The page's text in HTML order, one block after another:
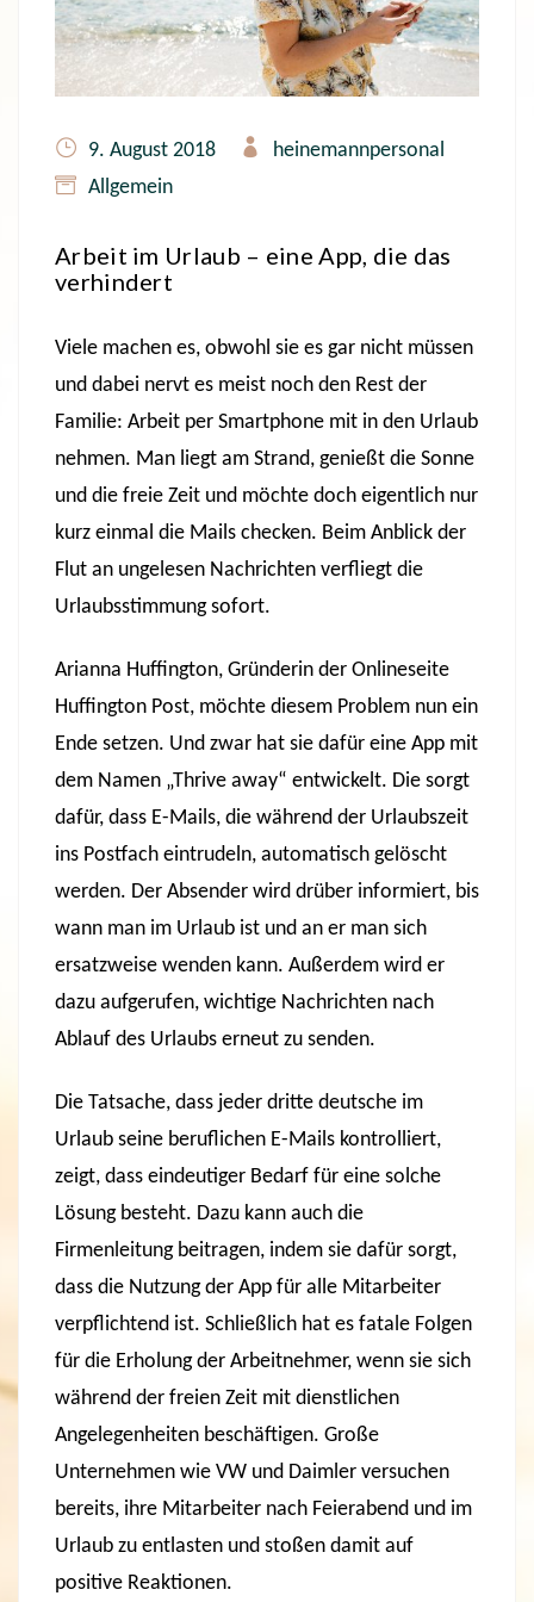
9. August 2018
heinemannpersonal
Allgemein
Arbeit im Urlaub – eine App, die das
verhindert
Viele machen es, obwohl sie es gar nicht müssen
und dabei nervt es meist noch den Rest der
Familie: Arbeit per Smartphone mit in den Urlaub
nehmen. Man liegt am Strand, genießt die Sonne
und die freie Zeit und möchte doch eigentlich nur
kurz einmal die Mails checken. Beim Anblick der
Flut an ungelesen Nachrichten verfliegt die
Urlaubsstimmung sofort.
Arianna Huffington, Gründerin der Onlineseite
Huffington Post, möchte diesem Problem nun ein
Ende setzen. Und zwar hat sie dafür eine App mit
dem Namen „Thrive away“ entwickelt. Die sorgt
dafür, dass E-Mails, die während der Urlaubszeit
ins Postfach eintrudeln, automatisch gelöscht
werden. Der Absender wird drüber informiert, bis
wann man im Urlaub ist und an er man sich
ersatzweise wenden kann. Außerdem wird er
dazu aufgerufen, wichtige Nachrichten nach
Ablauf des Urlaubs erneut zu senden.
Die Tatsache, dass jeder dritte deutsche im
Urlaub seine beruflichen E-Mails kontrolliert,
zeigt, dass eindeutiger Bedarf für eine solche
Lösung besteht. Dazu kann auch die
Firmenleitung beitragen, indem sie dafür sorgt,
dass die Nutzung der App für alle Mitarbeiter
verpflichtend ist. Schließlich hat es fatale Folgen
für die Erholung der Arbeitnehmer, wenn sie sich
während der freien Zeit mit dienstlichen
Angelegenheiten beschäftigen. Große
Unternehmen wie VW und Daimler versuchen
bereits, ihre Mitarbeiter nach Feierabend und im
Urlaub zu entlasten und stoßen damit auf
positive Reaktionen.